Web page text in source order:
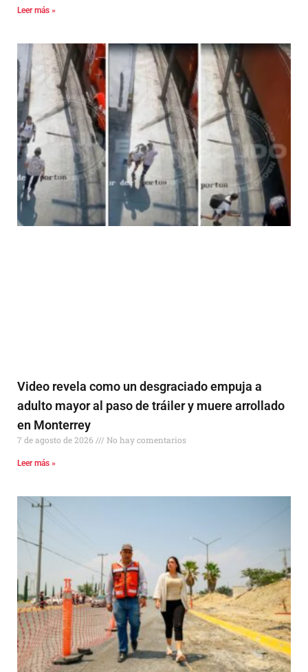
Leer más »
Video revela como un desgraciado empuja a
adulto mayor al paso de tráiler y muere arrollado
en Monterrey
7 de agosto de 2026 No hay comentarios
Leer más »